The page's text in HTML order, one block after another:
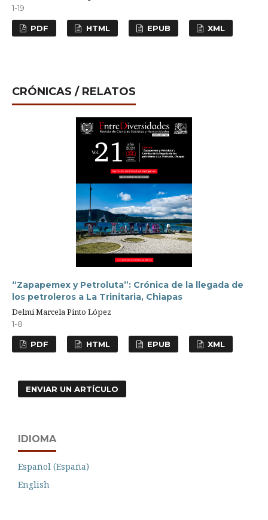
1-19
PDF HTML EPUB XML
CRÓNICAS / RELATOS
“Zapapemex y Petroluta”: Crónica de la llegada de
los petroleros a La Trinitaria, Chiapas
Delmi Marcela Pinto López
1-8
PDF HTML EPUB XML
ENVIAR UN ARTÍCULO
IDIOMA
Español (España)
English